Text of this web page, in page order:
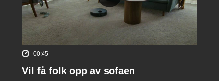
00:45
Vil få folk opp av sofaen